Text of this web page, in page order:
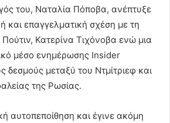
του, Ναταλία Πόποβα, ανέπτυξε
και επαγγελματική σχέση με τη
Κατερίνα Τιχόνοβα ενώ μια
μέσο ενημέρωσης Insider
δεσμούς μεταξύ του Ντμίτριεφ και
της Ρωσίας.
αυτοπεποίθηση και έγινε ακόμη